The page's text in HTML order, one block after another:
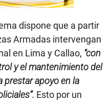
dispone que a partir
Armadas intervengan
en Lima y Callao, “con
y el mantenimiento del
prestar apoyo en la
Esto por un